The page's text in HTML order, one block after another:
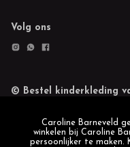
Volg ons
© Bestel kinderkleding
Caroline Barneveld
winkelen bij Caroline
persoonlijker te maken.